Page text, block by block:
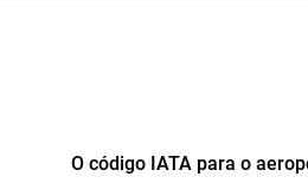
O código IATA para o